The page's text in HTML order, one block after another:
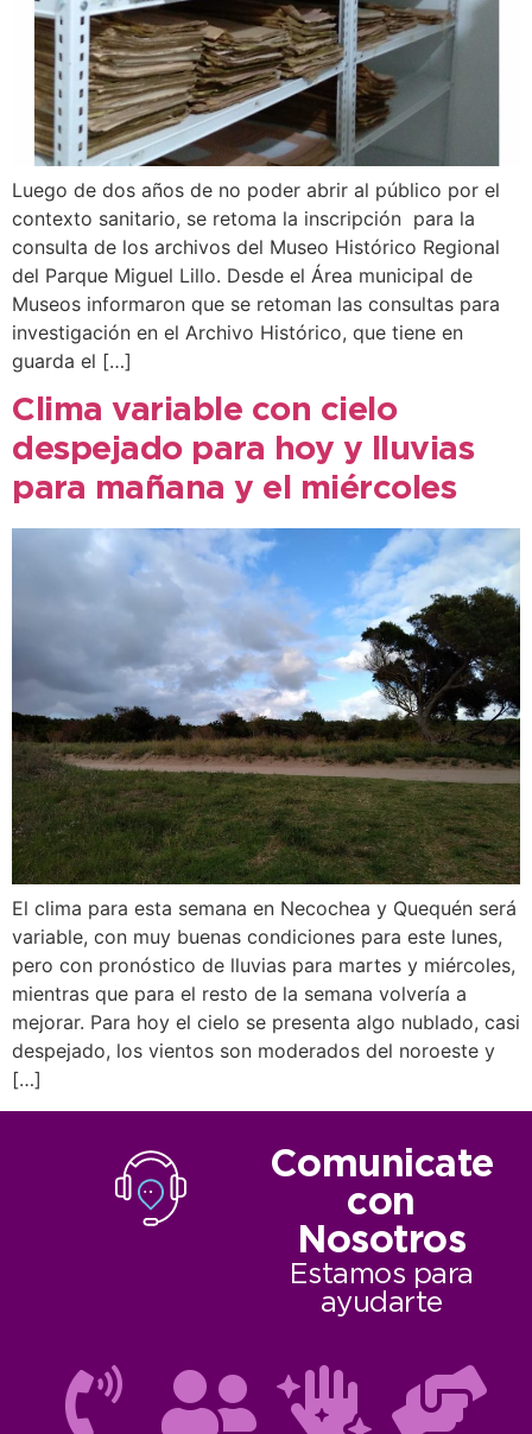
Luego de dos años de no poder abrir al público por el
contexto sanitario, se retoma la inscripción para la
consulta de los archivos del Museo Histórico Regional
del Parque Miguel Lillo. Desde el Área municipal de
Museos informaron que se retoman las consultas para
investigación en el Archivo Histórico, que tiene en
guarda el […]
Clima variable con cielo
despejado para hoy y lluvias
para mañana y el miércoles
El clima para esta semana en Necochea y Quequén será
variable, con muy buenas condiciones para este lunes,
pero con pronóstico de lluvias para martes y miércoles,
mientras que para el resto de la semana volvería a
mejorar. Para hoy el cielo se presenta algo nublado, casi
despejado, los vientos son moderados del noroeste y
[…]
Comunicate
con
Nosotros
Estamos para
ayudarte